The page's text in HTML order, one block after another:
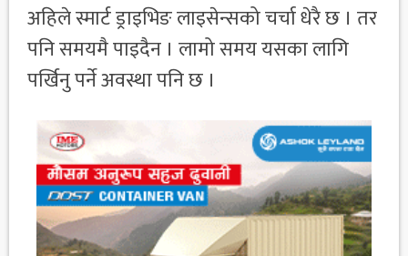
अहिले स्मार्ट ड्राइभिङ लाइसेन्सको चर्चा धेरै छ । तर
पनि समयमै पाइदैन । लामो समय यसका लागि
पर्खिनु पर्ने अवस्था पनि छ ।